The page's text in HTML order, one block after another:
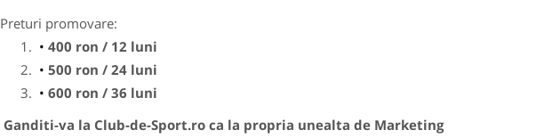
Preturi promovare:
400 ron / 12 luni
500 ron / 24 luni
600 ron / 36 luni
Ganditi-va la Club-de-Sport.ro ca la propria unealta de Marketing